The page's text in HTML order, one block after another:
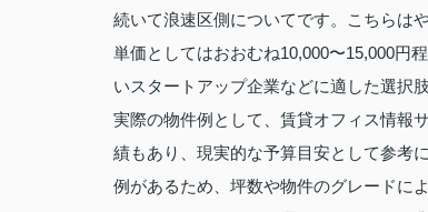
続いて浪速区側についてです。こちらは
単価としてはおおむね10,000〜15,000円
いスタートアップ企業などに適した選択
実際の物件例として、賃貸オフィス情報
績もあり、現実的な予算目安として参考
例があるため、坪数や物件のグレードに